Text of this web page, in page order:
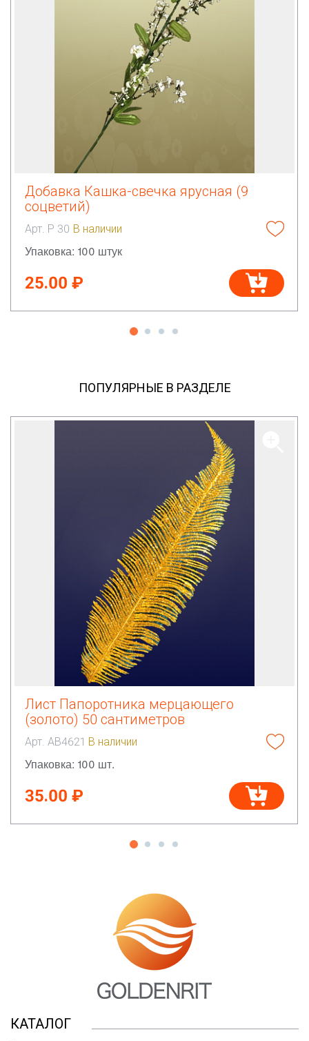
Добавка Кашка-свечка ярусная (9
соцветий)
Арт. Р 30 В наличии
Упаковка: 100 штук
25.00 ₽
ПОПУЛЯРНЫЕ В РАЗДЕЛЕ
Лист Папоротника мерцающего
(золото) 50 сантиметров
Арт. АВ4621 В наличии
Упаковка: 100 шт.
35.00 ₽
КАТАЛОГ